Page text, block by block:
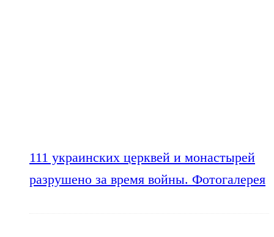
111 украинских церквей и монастырей
разрушено за время войны. Фотогалерея